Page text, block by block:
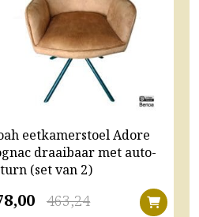
eetkamerstoel Adore
draaibaar met auto-
(set van 2)
463,24